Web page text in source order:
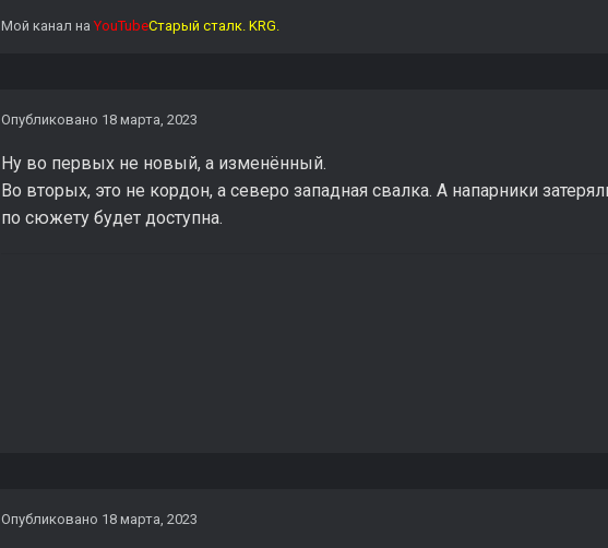
Мой канал наYouTubeСтарый сталк. KRG.
Опубликовано 18 марта, 2023
Ну во первых не новый, а изменённый.
Во вторых, это не кордон, а северо западная свалка. А напарники
по сюжету будет доступна.
Опубликовано 18 марта, 2023